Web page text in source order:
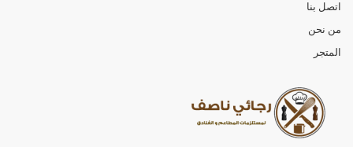
اتصل بنا
من نحن
المتجر